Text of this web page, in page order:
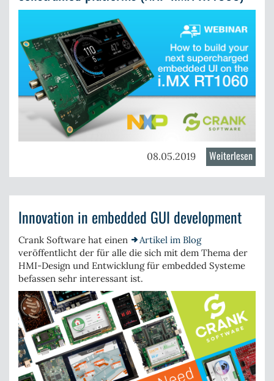
08.05.2019 Weiterlesen
How
Innovation in embedded GUI development
Crank Software hat einen
Artikel im Blog
veröffentlicht der für alle die sich mit dem Thema der
HMI-Design und Entwicklung für embedded Systeme
befassen sehr interessant ist.